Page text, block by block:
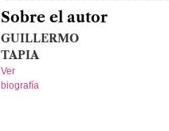
Sobre el autor
GUILLERMO
TAPIA
Ver
biografía